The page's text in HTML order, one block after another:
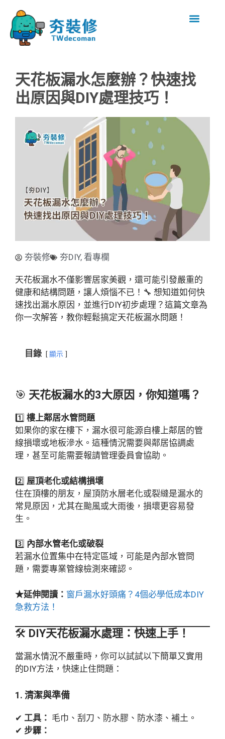
天花板漏水怎麼辦？快速找
出原因與DIY處理技巧！
夯裝修 夯DIY, 看專欄
天花板漏水不僅影響居家美觀，還可能引發嚴重的
健康和結構問題，讓人煩惱不已！🔧 想知道如何快
速找出漏水原因，並進行DIY初步處理？這篇文章為
你一次解答，教你輕鬆搞定天花板漏水問題！
目錄 顯示
🎯 天花板漏水的3大原因，你知道嗎？
1️⃣ 樓上鄰居水管問題
如果你的家在樓下，漏水很可能源自樓上鄰居的管
線損壞或地板滲水。這種情況需要與鄰居協調處
理，甚至可能需要報請管理委員會協助。
2️⃣ 屋頂老化或結構損壞
住在頂樓的朋友，屋頂防水層老化或裂縫是漏水的
常見原因，尤其在颱風或大雨後，損壞更容易發
生。
3️⃣ 內部水管老化或破裂
若漏水位置集中在特定區域，可能是內部水管問
題，需要專業管線檢測來確認。
★延伸閱讀： 窗戶漏水好頭痛？4個必學低成本DIY
急救方法！
🛠️ DIY天花板漏水處理：快速上手！
當漏水情況不嚴重時，你可以試試以下簡單又實用
的DIY方法，快速止住問題：
1. 清潔與準備
✔ 工具： 毛巾、刮刀、防水膠、防水漆、補土。
✔ 步驟：